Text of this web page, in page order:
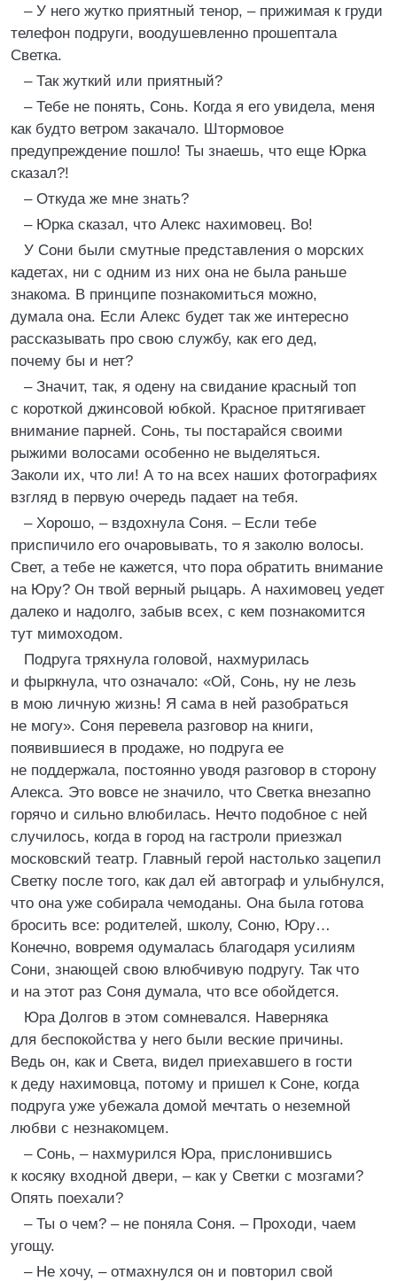
– У него жутко приятный тенор, – прижимая к груди
телефон подруги, воодушевленно прошептала
Светка.
– Так жуткий или приятный?
– Тебе не понять, Сонь. Когда я его увидела, меня
как будто ветром закачало. Штормовое
предупреждение пошло! Ты знаешь, что еще Юрка
сказал?!
– Откуда же мне знать?
– Юрка сказал, что Алекс нахимовец. Во!
У Сони были смутные представления о морских
кадетах, ни с одним из них она не была раньше
знакома. В принципе познакомиться можно,
думала она. Если Алекс будет так же интересно
рассказывать про свою службу, как его дед,
почему бы и нет?
– Значит, так, я одену на свидание красный топ
с короткой джинсовой юбкой. Красное притягивает
внимание парней. Сонь, ты постарайся своими
рыжими волосами особенно не выделяться.
Заколи их, что ли! А то на всех наших фотографиях
взгляд в первую очередь падает на тебя.
– Хорошо, – вздохнула Соня. – Если тебе
приспичило его очаровывать, то я заколю волосы.
Свет, а тебе не кажется, что пора обратить внимание
на Юру? Он твой верный рыцарь. А нахимовец уедет
далеко и надолго, забыв всех, с кем познакомится
тут мимоходом.
Подруга тряхнула головой, нахмурилась
и фыркнула, что означало: «Ой, Сонь, ну не лезь
в мою личную жизнь! Я сама в ней разобраться
не могу». Соня перевела разговор на книги,
появившиеся в продаже, но подруга ее
не поддержала, постоянно уводя разговор в сторону
Алекса. Это вовсе не значило, что Светка внезапно
горячо и сильно влюбилась. Нечто подобное с ней
случилось, когда в город на гастроли приезжал
московский театр. Главный герой настолько зацепил
Светку после того, как дал ей автограф и улыбнулся,
что она уже собирала чемоданы. Она была готова
бросить все: родителей, школу, Соню, Юру…
Конечно, вовремя одумалась благодаря усилиям
Сони, знающей свою влюбчивую подругу. Так что
и на этот раз Соня думала, что все обойдется.
Юра Долгов в этом сомневался. Наверняка
для беспокойства у него были веские причины.
Ведь он, как и Света, видел приехавшего в гости
к деду нахимовца, потому и пришел к Соне, когда
подруга уже убежала домой мечтать о неземной
любви с незнакомцем.
– Сонь, – нахмурился Юра, прислонившись
к косяку входной двери, – как у Светки с мозгами?
Опять поехали?
– Ты о чем? – не поняла Соня. – Проходи, чаем
угощу.
– Не хочу, – отмахнулся он и повторил свой